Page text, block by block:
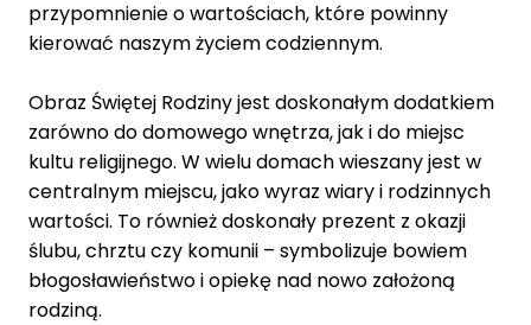
przypomnienie o wartościach, które powinny
kierować naszym życiem codziennym.
Obraz Świętej Rodziny jest doskonałym dodatkiem
zarówno do domowego wnętrza, jak i do miejsc
kultu religijnego. W wielu domach wieszany jest w
centralnym miejscu, jako wyraz wiary i rodzinnych
wartości. To również doskonały prezent z okazji
ślubu, chrztu czy komunii – symbolizuje bowiem
błogosławieństwo i opiekę nad nowo założoną
rodziną.